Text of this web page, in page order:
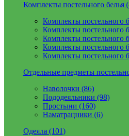
Комплекты постельного белья
Комплекты постельного
Комплекты постельного
Комплекты постельного
Комплекты постельного
Комплекты постельного
Отдельные предметы
Наволочки (86)
Пододеяльники (98)
Простыни (160)
Наматрацники (6)
Одеяла (101)